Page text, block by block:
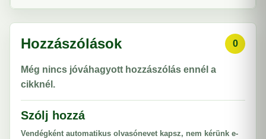
Hozzászólások 0
Még nincs jóváhagyott hozzászólás ennél a
cikknél.
Szólj hozzá
Vendégként automatikus olvasónevet kapsz, nem kérünk e-